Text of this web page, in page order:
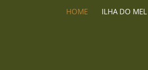
HOME ILHA DO MEL